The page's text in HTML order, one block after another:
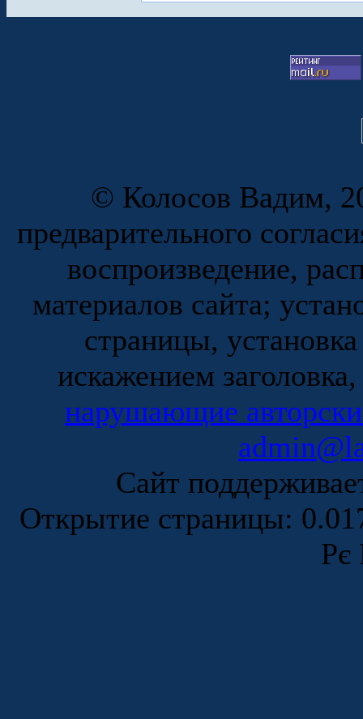
© Колосов Вадим,
предварительного
воспроизведение,
материалов сайта;
страницы,
искажением
нарушающие
Сайт
Открытие страницы:
Рє